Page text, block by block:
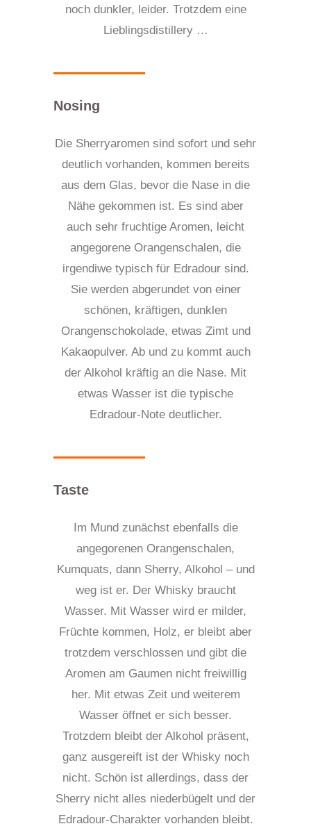
noch dunkler, leider. Trotzdem eine
Lieblingsdistillery …
Nosing
Die Sherryaromen sind sofort und sehr
deutlich vorhanden, kommen bereits
aus dem Glas, bevor die Nase in die
Nähe gekommen ist. Es sind aber
auch sehr fruchtige Aromen, leicht
angegorene Orangenschalen, die
irgendiwe typisch für Edradour sind.
Sie werden abgerundet von einer
schönen, kräftigen, dunklen
Orangenschokolade, etwas Zimt und
Kakaopulver. Ab und zu kommt auch
der Alkohol kräftig an die Nase. Mit
etwas Wasser ist die typische
Edradour-Note deutlicher.
Taste
Im Mund zunächst ebenfalls die
angegorenen Orangenschalen,
Kumquats, dann Sherry, Alkohol – und
weg ist er. Der Whisky braucht
Wasser. Mit Wasser wird er milder,
Früchte kommen, Holz, er bleibt aber
trotzdem verschlossen und gibt die
Aromen am Gaumen nicht freiwillig
her. Mit etwas Zeit und weiterem
Wasser öffnet er sich besser.
Trotzdem bleibt der Alkohol präsent,
ganz ausgereift ist der Whisky noch
nicht. Schön ist allerdings, dass der
Sherry nicht alles niederbügelt und der
Edradour-Charakter vorhanden bleibt.